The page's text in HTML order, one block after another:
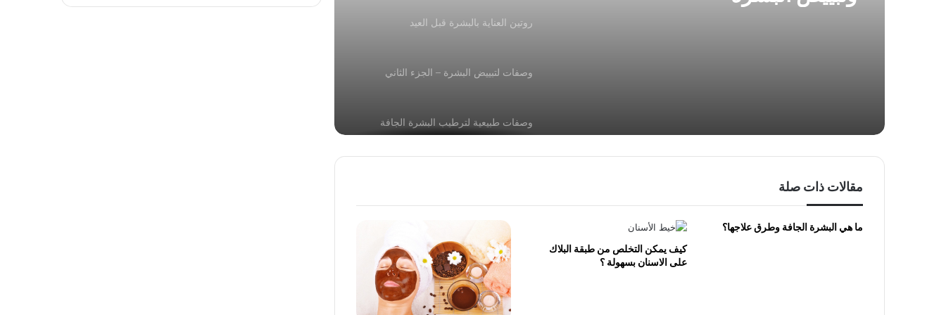
روتين العناية بالبشرة قبل العيد
وصفات لتبييض البشرة – الجزء الثاني
وصفات طبيعية لترطيب البشرة الجافة
خلطة الشوفان والرايب لتبيض البشرة ومنع
جفافها خلال الصيف
ما هى فوائد الكولاجين للبشرة
مقالات ذات صلة
ما هي البشرة الجافة وطرق علاجها؟
كيف يمكن التخلص من طبقة البلاك
على الاسنان بسهولة ؟